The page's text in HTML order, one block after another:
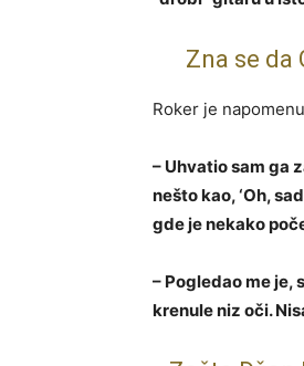
Zna se da
Roker je
– Uhvatio sam ga
nešto kao, ‘Oh,
gde je nekako
– Pogledao me je,
krenule niz oči.